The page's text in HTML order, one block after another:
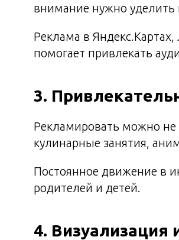
внимание нужно уделить
Реклама в
помогает привлекать
3.
Рекламировать можно
кулинарные занятия,
Постоянное движение в
родителей и детей.
4. Визуализация